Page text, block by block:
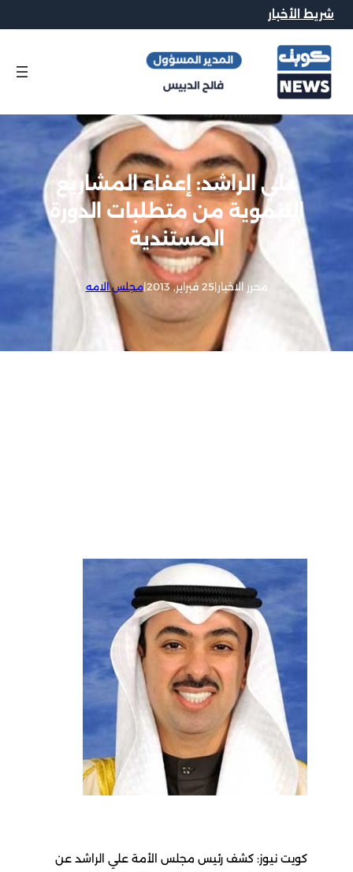
شريط الأخبار
علي الراشد: إعفاء المشاريع
التنموية من متطلبات الدورة
المستندية
محرر الاخبار|25 فبراير, 2013 |مجلس الامه
كويت نيوز: كشف رئيس مجلس الأمة علي الراشد عن